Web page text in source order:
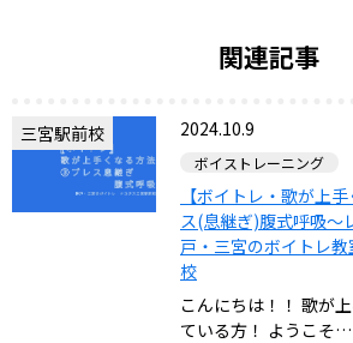
関連記事
三宮駅前校 2024.10.9
ボイストレーニング
【ボイトレ・歌が上
ス(息継ぎ)腹式呼吸〜
戸・三宮のボイトレ
校
こんにちは！！ 歌が
ている方！ ようこそ…